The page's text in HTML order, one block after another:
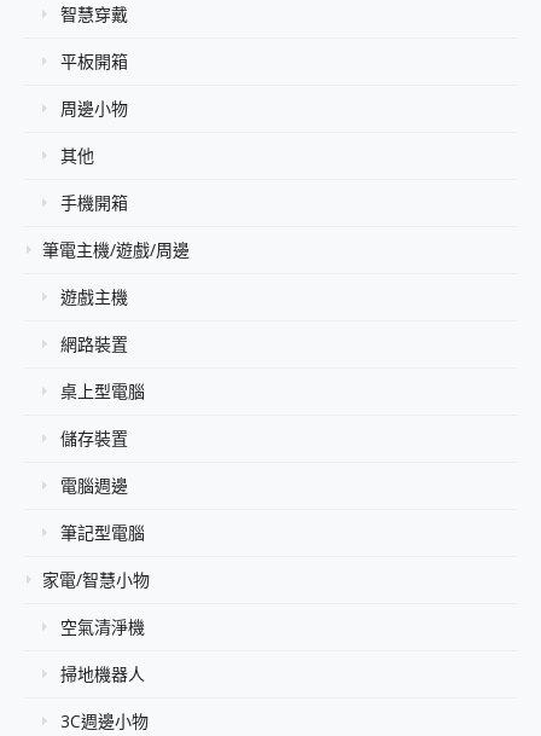
智慧穿戴
平板開箱
周邊小物
其他
手機開箱
筆電主機/遊戲/周邊
遊戲主機
網路裝置
桌上型電腦
儲存裝置
電腦週邊
筆記型電腦
家電/智慧小物
空氣清淨機
掃地機器人
3C週邊小物